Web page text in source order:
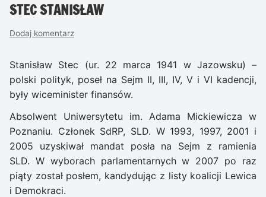
STEC STANISŁAW
Dodaj komentarz
Stanisław Stec (ur. 22 marca 1941 w Jazowsku) –
polski polityk, poseł na Sejm II, III, IV, V i VI kadencji,
były wiceminister finansów.
Absolwent Uniwersytetu im. Adama Mickiewicza w
Poznaniu. Członek SdRP, SLD. W 1993, 1997, 2001 i
2005 uzyskiwał mandat posła na Sejm z ramienia
SLD. W wyborach parlamentarnych w 2007 po raz
piąty został posłem, kandydując z listy koalicji Lewica
i Demokraci.